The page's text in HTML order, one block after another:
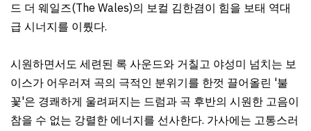
드 더 웨일즈(The Wales)의 보컬 김한겸이 힘을 보태 역대
급 시너지를 이뤘다.
시원하면서도 세련된 록 사운드와 거칠고 야성미 넘치는 보
이스가 어우러져 곡의 극적인 분위기를 한껏 끌어올린 '불
꽃'은 경쾌하게 울려퍼지는 드럼과 곡 후반의 시원한 고음이
참을 수 없는 강렬한 에너지를 선사한다. 가사에는 고통스러